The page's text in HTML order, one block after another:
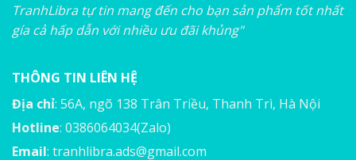
TranhLibra tự tin mang đến cho bạn sản phẩm tốt nhất
gía cả hấp dẫn với nhiều ưu đãi khủng"
THÔNG TIN LIÊN HỆ
Địa chỉ: 56A, ngõ 138 Trân Triều, Thanh Trì, Hà Nội
Hotline: 0386064034(Zalo)
Email: tranhlibra.ads@gmail.com